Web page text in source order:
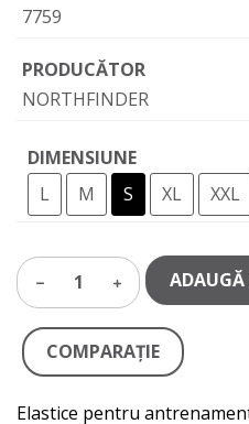
7759
PRODUCĂTOR
NORTHFINDER
DIMENSIUNE
L
M S XL XXL
1
COMPARAŢIE
Elastice pentru